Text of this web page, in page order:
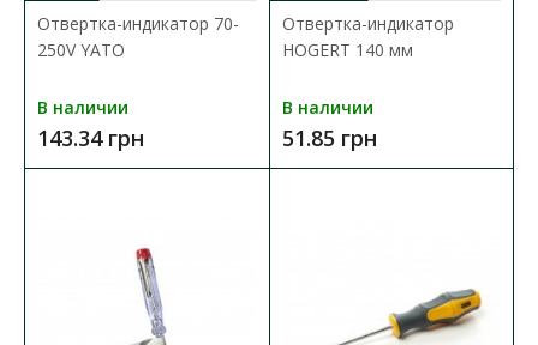
Отвертка-индикатор 70-
250V YATO
В наличии
143.34 грн
Отвертка-индикатор
HOGERT 140 мм
В наличии
51.85 грн